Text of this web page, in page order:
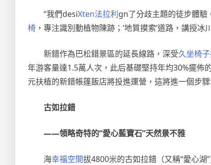
“我們desiXten法拉利gn了分歧主題的徒步體驗
椅 ，專注識別動植物陳跡；‘地質摸索’道路，講授
新錯作為巴松錯景區的延長線路，深受久坐椅
年游客量達1.5萬人次，此后基礎堅持年均30%擺佈
元扶植的新錯帳篷飯店將投進運營，這將進一個步
古如拉錯
——領略奇特的“愛心藍寶石”天然景不雅
海幸福空間拔4800米的古如拉錯（又稱“愛心湖